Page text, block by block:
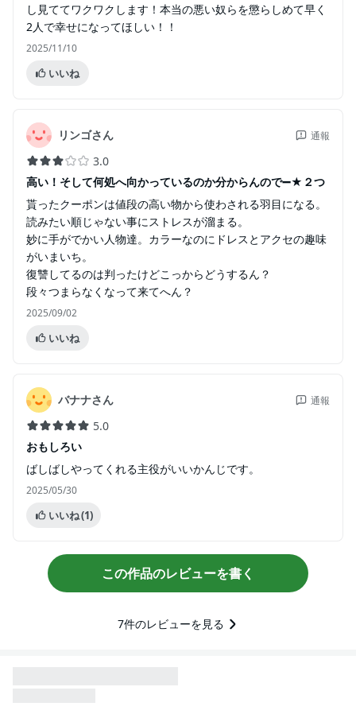
し見ててワクワクします！本当の悪い奴らを懲らしめて早く
2人で幸せになってほしい！！
2025/11/10
いいね
リンゴさん 通報
3.0
高い！そして何処へ向かっているのか分からんので➖★２つ
貰ったクーポンは値段の高い物から使わされる羽目になる。
読みたい順じゃない事にストレスが溜まる。
妙に手がでかい人物達。カラーなのにドレスとアクセの趣味
がいまいち。
復讐してるのは判ったけどこっからどうするん？
段々つまらなくなって来てへん？
2025/09/02
いいね
バナナさん 通報
5.0
おもしろい
ばしばしやってくれる主役がいいかんじです。
2025/05/30
いいね(1)
この作品のレビューを書く
7件のレビューを見る